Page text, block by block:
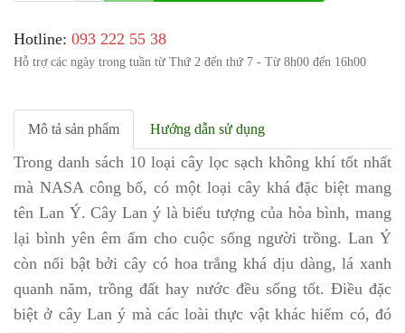
Hotline: ‎093 222 55 38
Hỗ trợ các ngày trong tuần từ Thứ 2 đến thứ 7 - Từ 8h00 đến 16h00
Mô tả sản phẩm Hướng dẫn sử dụng
Trong danh sách 10 loại cây lọc sạch không khí tốt nhất
mà NASA công bố, có một loại cây khá đặc biệt mang
tên Lan Ý. Cây Lan ý là biểu tượng của hòa bình, mang
lại bình yên êm ấm cho cuộc sống người trồng. Lan Ý
còn nổi bật bởi cây có hoa trắng khá dịu dàng, lá xanh
quanh năm, trồng đất hay nước đều sống tốt. Điều đặc
biệt ở cây Lan ý mà các loài thực vật khác hiếm có, đó